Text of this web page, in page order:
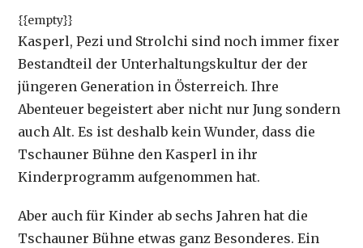
{{empty}}
Kasperl, Pezi und Strolchi sind noch immer fixer
Bestandteil der Unterhaltungskultur der der
jüngeren Generation in Österreich. Ihre
Abenteuer begeistert aber nicht nur Jung sondern
auch Alt. Es ist deshalb kein Wunder, dass die
Tschauner Bühne den Kasperl in ihr
Kinderprogramm aufgenommen hat.
Aber auch für Kinder ab sechs Jahren hat die
Tschauner Bühne etwas ganz Besonderes. Ein